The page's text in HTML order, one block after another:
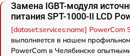
Замена IGBT-модуля
питания SPT-1000-II LCD
[dataset:services:name] PowerCom
выполняется в нашем
PowerCom в Челябинске